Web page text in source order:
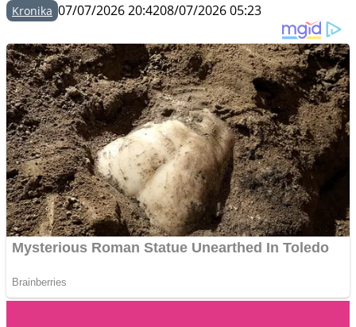
Kronika 07/07/2026 20:4208/07/2026 05:23